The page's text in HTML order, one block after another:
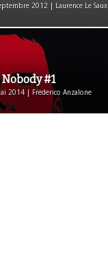
2012 | Laurence Le Saux
Nobody #1
2014 | Frederico Anzalone